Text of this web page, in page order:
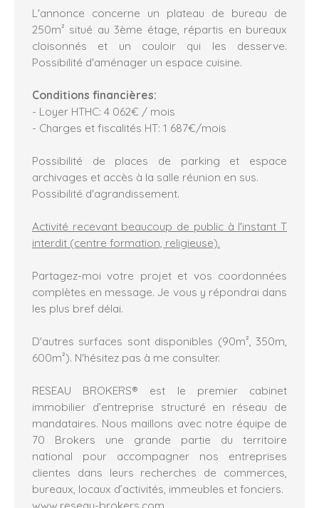
L'annonce concerne un plateau de bureau de
250m² situé au 3ème étage, répartis en bureaux
cloisonnés et un couloir qui les desserve.
Possibilité d'aménager un espace cuisine.
Conditions financières:
- Loyer HTHC: 4 062€ / mois
- Charges et fiscalités HT: 1 687€/mois
Possibilité de places de parking et espace
archivages et accès à la salle réunion en sus.
Possibilité d'agrandissement.
Activité recevant beaucoup de public à l'instant T
interdit (centre formation, religieuse).
Partagez-moi votre projet et vos coordonnées
complètes en message. Je vous y répondrai dans
les plus bref délai.
D'autres surfaces sont disponibles (90m², 350m,
600m²). N'hésitez pas à me consulter.
RESEAU BROKERS® est le premier cabinet
immobilier d’entreprise structuré en réseau de
mandataires. Nous maillons avec notre équipe de
70 Brokers une grande partie du territoire
national pour accompagner nos entreprises
clientes dans leurs recherches de commerces,
bureaux, locaux d’activités, immeubles et fonciers.
www.reseau-brokers.com